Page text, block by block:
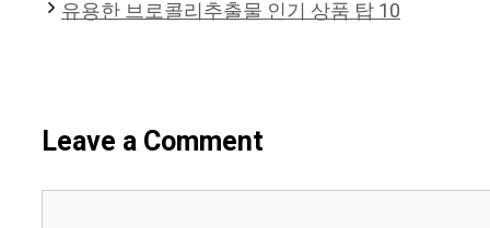
유용한 브로콜리추출물 인기 상품 탑 10
Leave a Comment